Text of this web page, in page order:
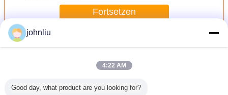
Fortsetzen
MehrDekorative hölzerne Formteile
johnliu
4:22 AM
Good day, what product are you looking for?